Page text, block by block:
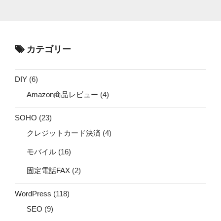
カテゴリー
DIY (6)
Amazon商品レビュー (4)
SOHO (23)
クレジットカード決済 (4)
モバイル (16)
固定電話FAX (2)
WordPress (118)
SEO (9)